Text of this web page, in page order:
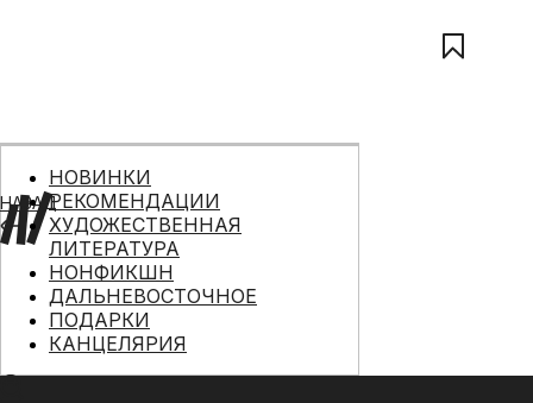
НАЗАД
НОВИНКИ
РЕКОМЕНДАЦИИ
ХУДОЖЕСТВЕННАЯ
ЛИТЕРАТУРА
НОНФИКШН
ДАЛЬНЕВОСТОЧНОЕ
ПОДАРКИ
КАНЦЕЛЯРИЯ